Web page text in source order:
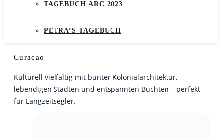
TAGEBUCH ARC 2023
PETRA’S TAGEBUCH
Curacao
Kulturell vielfältig mit bunter Kolonialarchitektur,
lebendigen Städten und entspannten Buchten – perfekt
für Langzeitsegler.